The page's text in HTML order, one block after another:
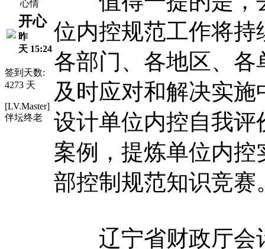
心情
开心
昨
天 15:24
签到天数:
4273 天
[LV.Master]
伴坛终老
位内控规范工作将
各部门、各地区、
及时应对和解决实
设计单位内控自我
案例，提炼单位内
部控制规范知识竞赛
辽宁省财政厅会